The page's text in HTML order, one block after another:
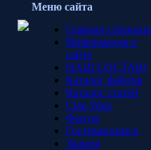
Меню сайта
Главная страница
Информация о
сайте
НАШ СОСТАВ!
Каталог файлов
Каталог статей
Clan Wars
Форум
Гостевая книга
Звания